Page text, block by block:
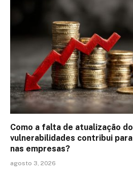
Como a falta de atualização
vulnerabilidades contribui
nas empresas?
agosto 3, 2026